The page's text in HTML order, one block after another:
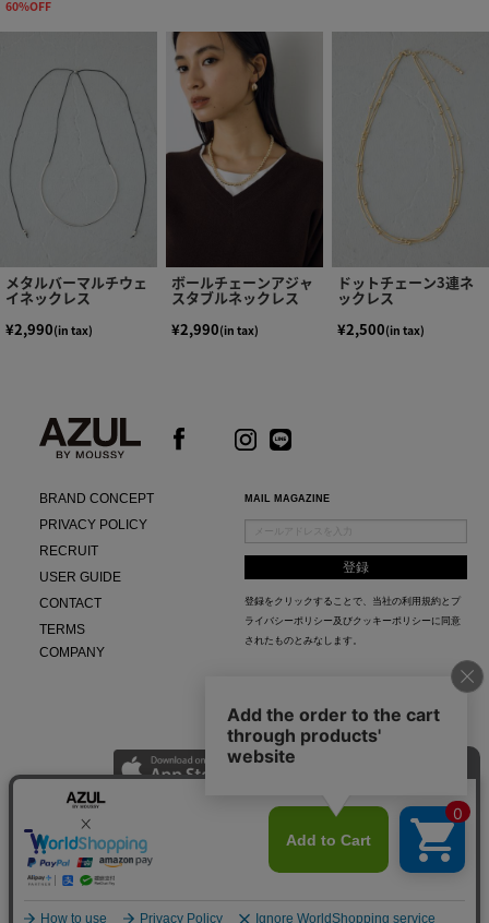
60%OFF
メタルバーマルチウェ
イネックレス
¥2,990(in tax)
ボールチェーンアジャ
スタブルネックレス
¥2,990(in tax)
ドットチェーン3連ネ
ックレス
¥2,500(in tax)
BRAND CONCEPT
PRIVACY POLICY
RECRUIT
USER GUIDE
CONTACT
TERMS
COMPANY
MAIL MAGAZINE
登録をクリックすることで、当社の利用規約と プ
ライバシーポリシー及びクッキーポリシー に同意
されたものとみなします。
AZUL APP
最新ニュースやスタイリング紹介までAZUL BY MOUSSYのお得な情報がいち早くチェック
© Baroque Japan Limited.